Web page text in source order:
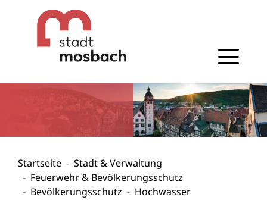
Gehe zum Navigationsbereich
Gehe zum Inhalt
Startseite
Stadt & Verwaltung
Feuerwehr & Bevölkerungsschutz
Bevölkerungsschutz
Hochwasser